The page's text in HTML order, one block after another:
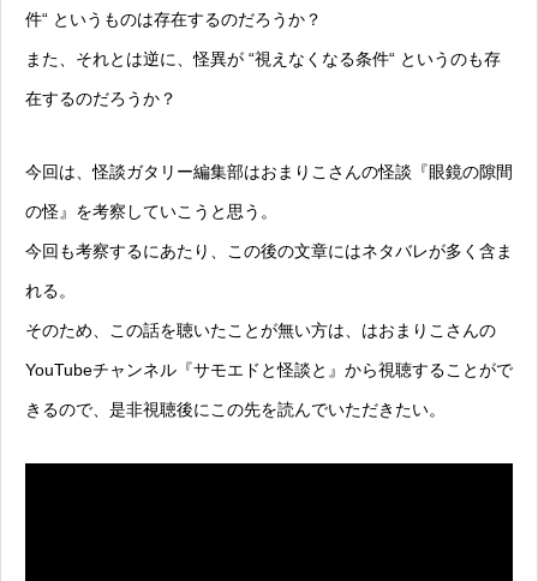
件“ というものは存在するのだろうか？
また、それとは逆に、怪異が “視えなくなる条件“ というのも存
在するのだろうか？
今回は、怪談ガタリー編集部はおまりこさんの怪談『眼鏡の隙間
の怪』を考察していこうと思う。
今回も考察するにあたり、この後の文章にはネタバレが多く含ま
れる。
そのため、この話を聴いたことが無い方は、はおまりこさんの
YouTubeチャンネル『サモエドと怪談と』から視聴することがで
きるので、是非視聴後にこの先を読んでいただきたい。